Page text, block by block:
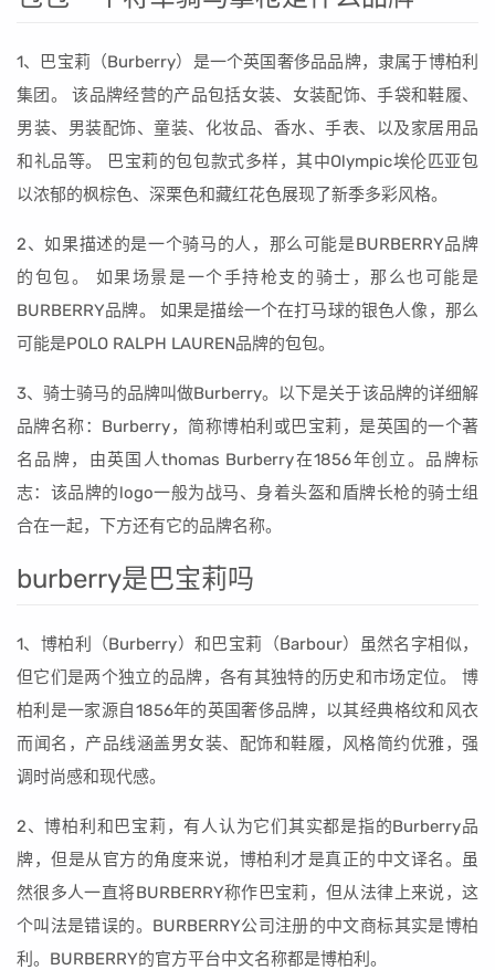
1、巴宝莉（Burberry）是一个英国奢侈品品牌，隶属于博柏利
集团。 该品牌经营的产品包括女装、女装配饰、手袋和鞋履、
男装、男装配饰、童装、化妆品、香水、手表、以及家居用品
和礼品等。 巴宝莉的包包款式多样，其中Olympic埃伦匹亚包
以浓郁的枫棕色、深栗色和藏红花色展现了新季多彩风格。
2、如果描述的是一个骑马的人，那么可能是BURBERRY品牌
的包包。 如果场景是一个手持枪支的骑士，那么也可能是
BURBERRY品牌。 如果是描绘一个在打马球的银色人像，那么
可能是POLO RALPH LAUREN品牌的包包。
3、骑士骑马的品牌叫做Burberry。以下是关于该品牌的详细解
品牌名称：Burberry，简称博柏利或巴宝莉，是英国的一个著
名品牌，由英国人thomas Burberry在1856年创立。品牌标
志：该品牌的logo一般为战马、身着头盔和盾牌长枪的骑士组
合在一起，下方还有它的品牌名称。
burberry是巴宝莉吗
1、博柏利（Burberry）和巴宝莉（Barbour）虽然名字相似，
但它们是两个独立的品牌，各有其独特的历史和市场定位。 博
柏利是一家源自1856年的英国奢侈品牌，以其经典格纹和风衣
而闻名，产品线涵盖男女装、配饰和鞋履，风格简约优雅，强
调时尚感和现代感。
2、博柏利和巴宝莉，有人认为它们其实都是指的Burberry品
牌，但是从官方的角度来说，博柏利才是真正的中文译名。虽
然很多人一直将BURBERRY称作巴宝莉，但从法律上来说，这
个叫法是错误的。BURBERRY公司注册的中文商标其实是博柏
利。BURBERRY的官方平台中文名称都是博柏利。